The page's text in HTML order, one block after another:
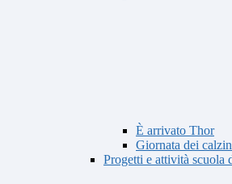
È arrivato Thor
Giornata dei
Progetti e attività scuola